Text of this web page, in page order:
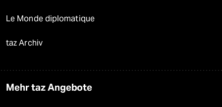
Le Monde diplomatique
taz Archiv
Mehr taz Angebote